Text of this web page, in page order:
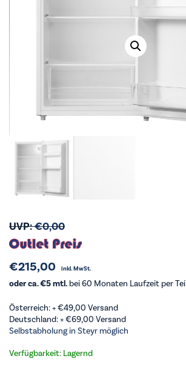
UVP:€0,00
€215,00 inkl. MwSt.
oder ca. €5 mtl. bei 60 Monaten Laufzeit per
Österreich: +€49,00 Versand
Deutschland: +€69,00 Versand
Selbstabholung in Steyr möglich
Verfügbarkeit: Lagernd